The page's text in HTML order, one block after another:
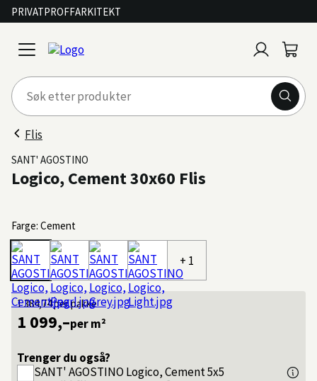
PRIVATPROFFARKITEKT
open
menu
inn
Flis
SANT' AGOSTINO
Logico, Cement 30x60 Flis
Farge: Cement
+ 1
1 384,74per pakke
1 099,–per m²
Trenger du også?
SANT' AGOSTINO Logico, Cement 5x5